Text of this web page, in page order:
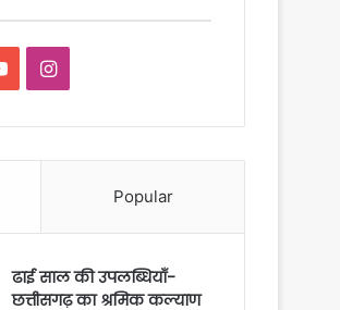
YouTubeInstagram
Popular
ढाई साल की उपलब्धियाँ-
छत्तीसगढ़ का श्रमिक कल्याण